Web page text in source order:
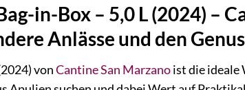
in-Box – 5,0 L (2024) –
Anlässe und den
vonCantine San Marzanoist die ideale